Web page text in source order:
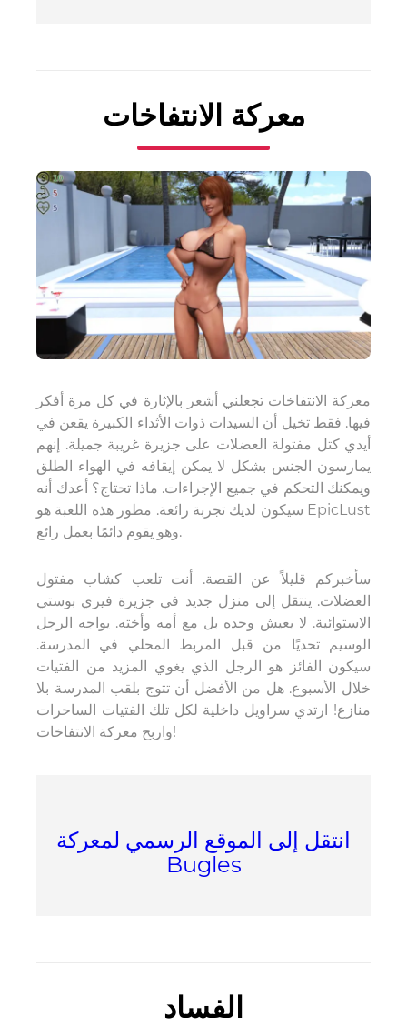
معركة الانتفاخات
معركة الانتفاخات تجعلني أشعر بالإثارة في كل مرة أفكر
فيها. فقط تخيل أن السيدات ذوات الأثداء الكبيرة يقعن في
أيدي كتل مفتولة العضلات على جزيرة غريبة جميلة. إنهم
يمارسون الجنس بشكل لا يمكن إيقافه في الهواء الطلق
ويمكنك التحكم في جميع الإجراءات. ماذا تحتاج؟ أعدك أنه
سيكون لديك تجربة رائعة. مطور هذه اللعبة هو EpicLust
وهو يقوم دائمًا بعمل رائع.
سأخبركم قليلاً عن القصة. أنت تلعب كشاب مفتول
العضلات. ينتقل إلى منزل جديد في جزيرة فيري بوستي
الاستوائية. لا يعيش وحده بل مع أمه وأخته. يواجه الرجل
الوسيم تحديًا من قبل المربط المحلي في المدرسة.
سيكون الفائز هو الرجل الذي يغوي المزيد من الفتيات
خلال الأسبوع. هل من الأفضل أن تتوج بلقب المدرسة بلا
منازع! ارتدي سراويل داخلية لكل تلك الفتيات الساحرات
واربح معركة الانتفاخات!
انتقل إلى الموقع الرسمي لمعركة
Bugles
الفساد